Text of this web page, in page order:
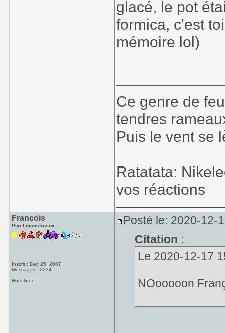
glacé, le pot
formica, c'est
mémoire lol)
Ce genre de
tendres
Puis le vent se
Ratatata:
vos réactions
François
Pixel monstrueux
Inscrit : Dec 25, 2007
Messages : 2334
Hors ligne
Posté le: 2020-12-
Citation :
Le 2020-12-17
NOooooon